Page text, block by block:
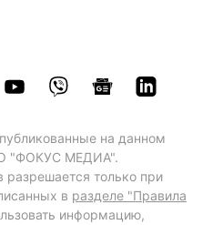
на данном
"ФОКУС МЕДИА".
разрешается только при
в разделе "Правила
информацию,